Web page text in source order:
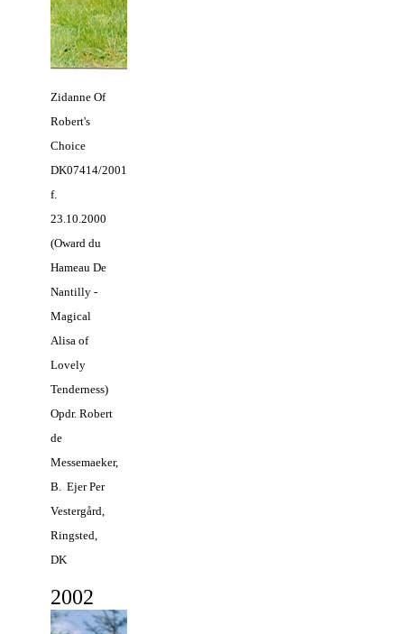
Zidanne Of
Robert's
Choice
DK07414/2001
f.
23.10.2000
(Oward du
Hameau De
Nantilly -
Magical
Alisa of
Lovely
Tenderness)
Opdr. Robert
de
Messemaeker,
B. Ejer Per
Vestergård,
Ringsted,
DK
2002